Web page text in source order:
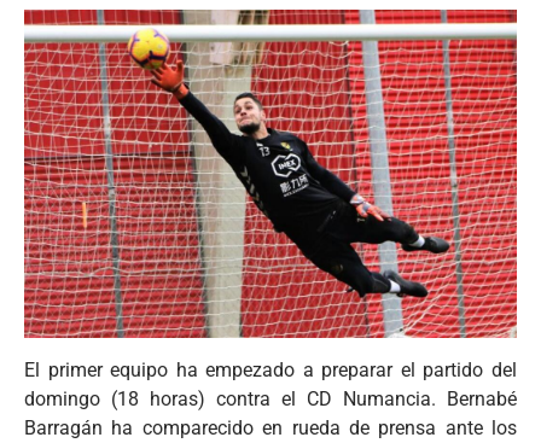
El primer equipo ha empezado a preparar el partido del
domingo (18 horas) contra el CD Numancia. Bernabé
Barragán ha comparecido en rueda de prensa ante los